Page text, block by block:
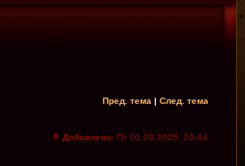
Пред. тема | След. тема
Добавлено: Пт 01.08.2025, 20:44